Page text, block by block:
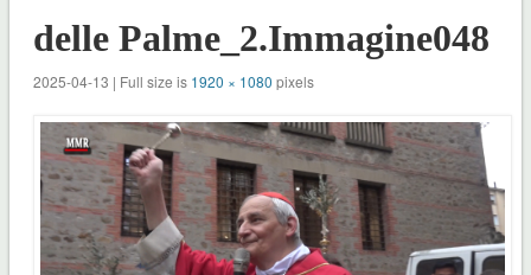
delle Palme_2.Immagine048
2025-04-13 | Full size is 1920 × 1080 pixels